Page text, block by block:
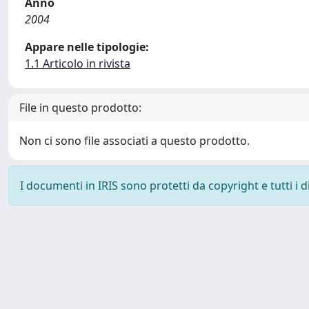
2004
Appare nelle tipologie:
1.1 Articolo in rivista
File in questo prodotto:
Non ci sono file associati a questo prodotto.
I documenti in IRIS sono protetti da copyright e tutti i